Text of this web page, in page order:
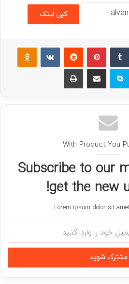
کپی لینک
تامبلر پینتریستReddit
VKontakte
اسکایپ اشتراک گذاری با ایمیل چاپ
With Product You
Subscribe to our
get the new
Lorem ipsum dolor sit